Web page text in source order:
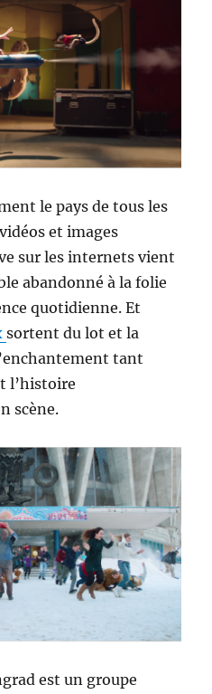
le pays de tous les
et images
sur les internets vient
abandonné à la folie
quotidienne. Et
sortent du lot et la
tant
l’histoire
scène.
est un groupe